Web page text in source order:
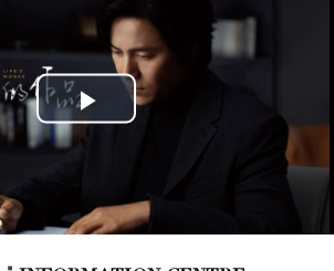
Play